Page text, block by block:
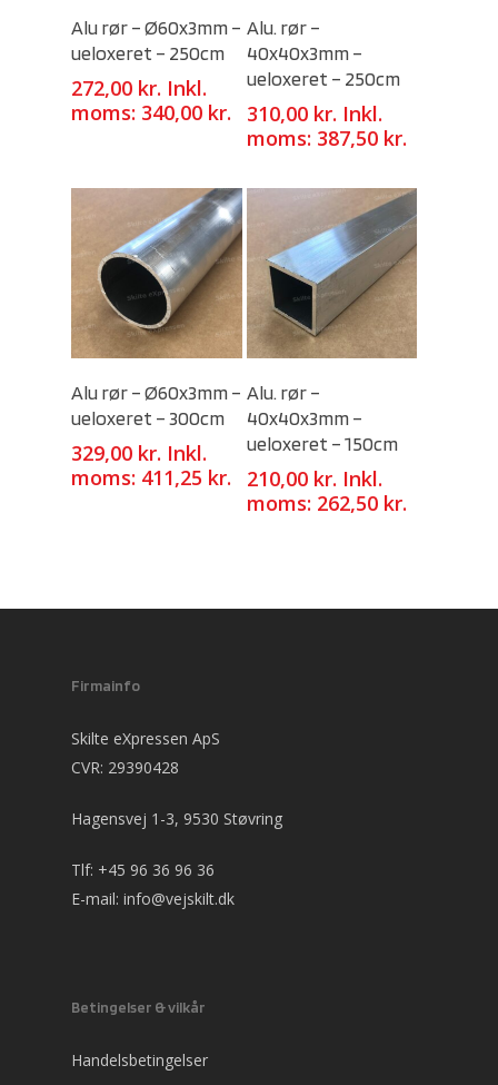
Alu rør – Ø60x3mm –
ueloxeret – 250cm
272,00 kr. Inkl.
moms: 340,00 kr.
Alu. rør –
40x40x3mm –
ueloxeret – 250cm
310,00 kr. Inkl.
moms: 387,50 kr.
Alu rør – Ø60x3mm –
ueloxeret – 300cm
329,00 kr. Inkl.
moms: 411,25 kr.
Alu. rør –
40x40x3mm –
ueloxeret – 150cm
210,00 kr. Inkl.
moms: 262,50 kr.
Firmainfo
Skilte eXpressen ApS
CVR: 29390428
Hagensvej 1-3, 9530 Støvring
Tlf: +45 96 36 96 36
E-mail: info@vejskilt.dk
Betingelser & vilkår
Handelsbetingelser